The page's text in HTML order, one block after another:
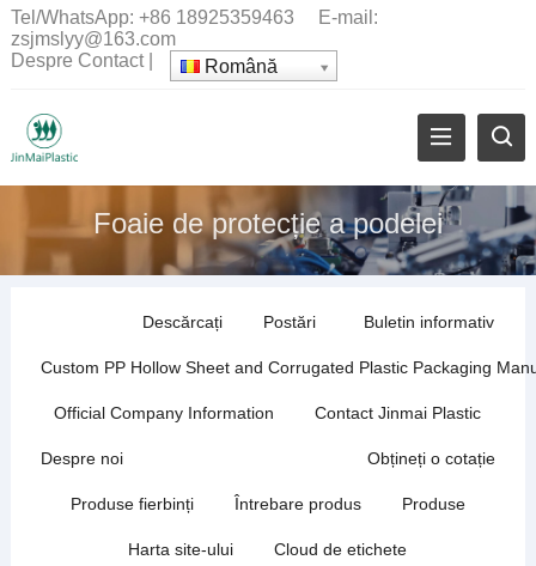
Tel/WhatsApp: +86 18925359463 E-mail:
zsjmslyy@163.com
Despre Contact| Română
Foaie de protecție a podelei
Descărcați Postări Buletin informativ
Custom PP Hollow Sheet and Corrugated Plastic Packaging
Official Company Information Contact Jinmai Plastic
Despre noi Obțineți o cotație
Produse fierbinți Întrebare produs Produse
Harta site-ului Cloud de etichete